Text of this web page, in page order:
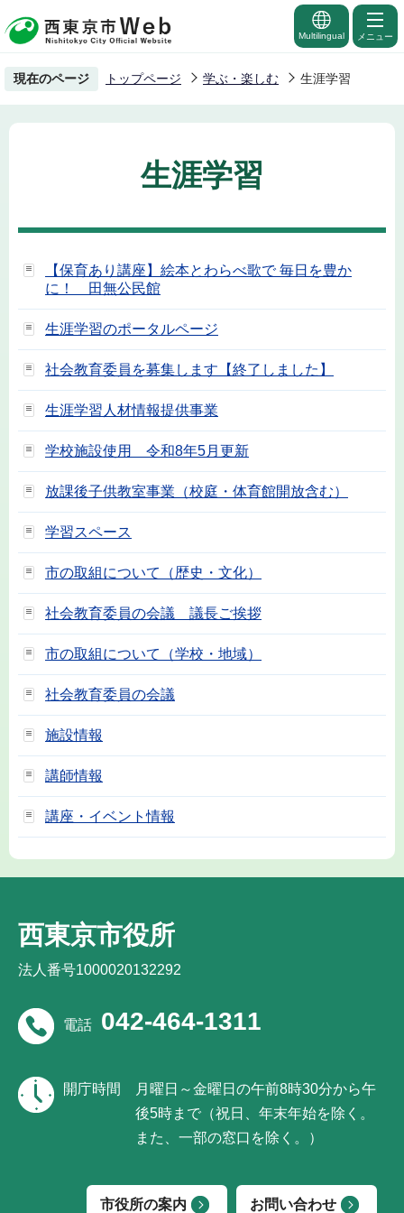
の
ー
ジ
Multilingual メニュー
現在のページ トップページ 学ぶ・楽しむ 生涯学習
生涯学習
【保育あり講座】絵本とわらべ歌で 毎日を豊か
に！ 田無公民館
生涯学習のポータルページ
社会教育委員を募集します【終了しました】
生涯学習人材情報提供事業
学校施設使用 令和8年5月更新
放課後子供教室事業（校庭・体育館開放含む）
学習スペース
市の取組について（歴史・文化）
社会教育委員の会議 議長ご挨拶
市の取組について（学校・地域）
社会教育委員の会議
施設情報
講師情報
講座・イベント情報
西東京市役所
法人番号1000020132292
電話 042-464-1311
開庁時間
月曜日～金曜日の午前8時30分から午
後5時まで（祝日、年末年始を除く。
また、一部の窓口を除く。）
市役所の案内 お問い合わせ